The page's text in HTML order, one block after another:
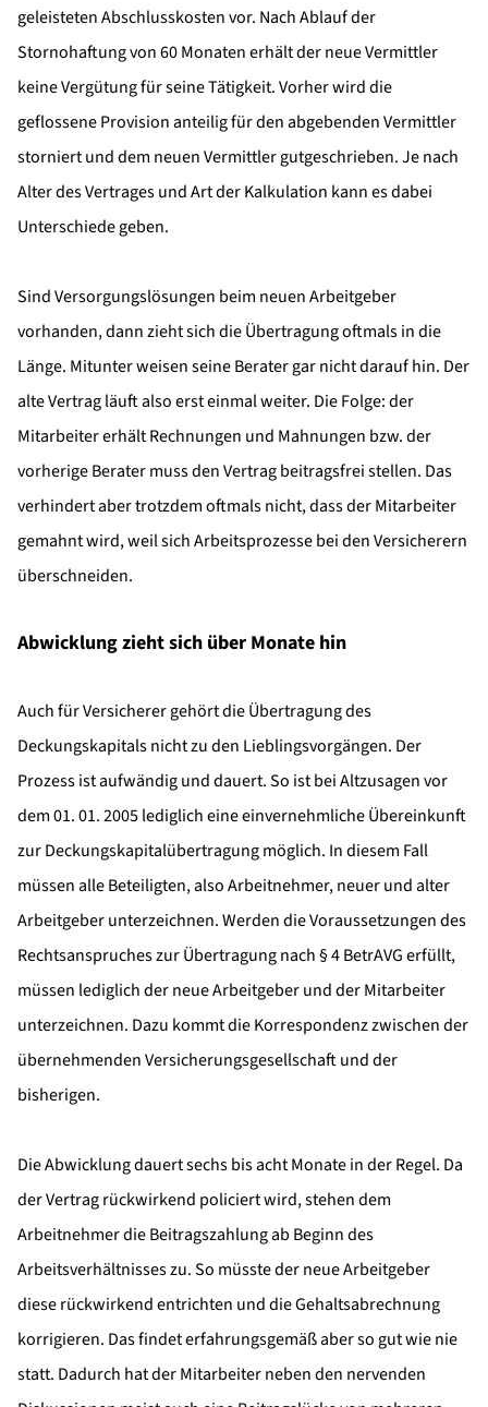
geleisteten Abschlusskosten vor. Nach Ablauf der
Stornohaftung von 60 Monaten erhält der neue Vermittler
keine Vergütung für seine Tätigkeit. Vorher wird die
geflossene Provision anteilig für den abgebenden Vermittler
storniert und dem neuen Vermittler gutgeschrieben. Je nach
Alter des Vertrages und Art der Kalkulation kann es dabei
Unterschiede geben.
Sind Versorgungslösungen beim neuen Arbeitgeber
vorhanden, dann zieht sich die Übertragung oftmals in die
Länge. Mitunter weisen seine Berater gar nicht darauf hin. Der
alte Vertrag läuft also erst einmal weiter. Die Folge: der
Mitarbeiter erhält Rechnungen und Mahnungen bzw. der
vorherige Berater muss den Vertrag beitragsfrei stellen. Das
verhindert aber trotzdem oftmals nicht, dass der Mitarbeiter
gemahnt wird, weil sich Arbeitsprozesse bei den Versicherern
überschneiden.
Abwicklung zieht sich über Monate hin
Auch für Versicherer gehört die Übertragung des
Deckungskapitals nicht zu den Lieblingsvorgängen. Der
Prozess ist aufwändig und dauert. So ist bei Altzusagen vor
dem 01. 01. 2005 lediglich eine einvernehmliche Übereinkunft
zur Deckungskapitalübertragung möglich. In diesem Fall
müssen alle Beteiligten, also Arbeitnehmer, neuer und alter
Arbeitgeber unterzeichnen. Werden die Voraussetzungen des
Rechtsanspruches zur Übertragung nach § 4 BetrAVG erfüllt,
müssen lediglich der neue Arbeitgeber und der Mitarbeiter
unterzeichnen. Dazu kommt die Korrespondenz zwischen der
übernehmenden Versicherungsgesellschaft und der
bisherigen.
Die Abwicklung dauert sechs bis acht Monate in der Regel. Da
der Vertrag rückwirkend policiert wird, stehen dem
Arbeitnehmer die Beitragszahlung ab Beginn des
Arbeitsverhältnisses zu. So müsste der neue Arbeitgeber
diese rückwirkend entrichten und die Gehaltsabrechnung
korrigieren. Das findet erfahrungsgemäß aber so gut wie nie
statt. Dadurch hat der Mitarbeiter neben den nervenden